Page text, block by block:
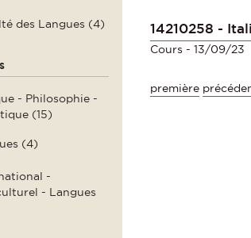
des Langues (4)
- Philosophie -
(15)
(4)
-
- Langues
14210258 -
Cours - 13/09/23
première